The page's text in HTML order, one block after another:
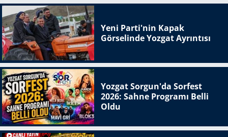
Yeni Parti'nin Kapak
Görselinde Yozgat Ayrıntısı
Yozgat Sorgun'da Sorfest
2026: Sahne Programı Belli
Oldu